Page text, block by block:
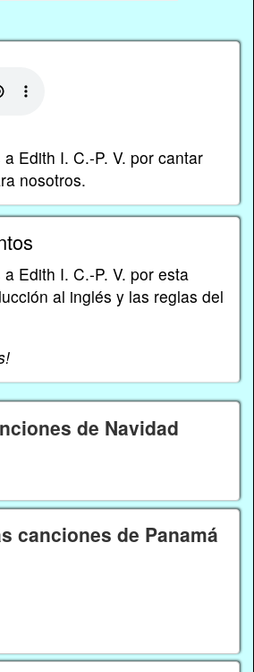
Edith I. C.-P. V. por cantar
nosotros.
Edith I. C.-P. V. por esta
al inglés y las reglas del
de Navidad
canciones de Panamá